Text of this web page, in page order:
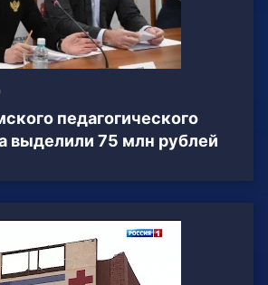
педагогического
выделили 75 млн рублей